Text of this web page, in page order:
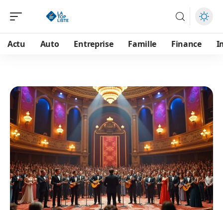
Actu Auto Entreprise Famille Finance